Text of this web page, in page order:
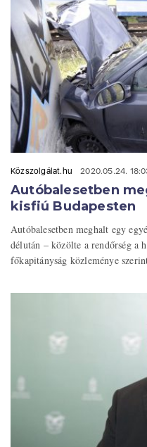
Közszolgálat.hu 2020.05.24.
Autóbalesetben
kisfiú Budapesten
Autóbalesetben meghalt egy
délután – közölte a rendőrség
főkapitányság közleménye